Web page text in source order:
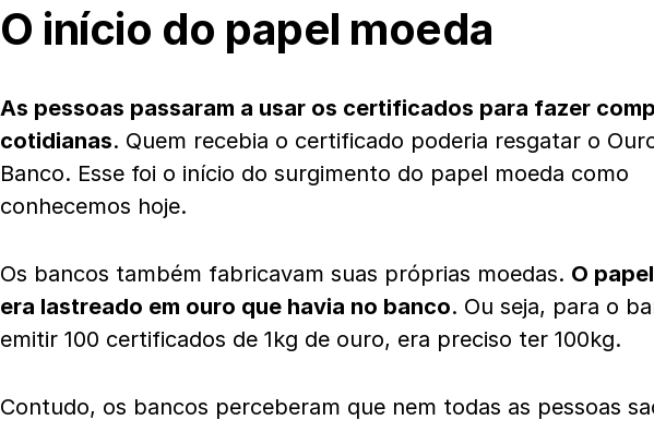
O início do papel moeda
As pessoas passaram a usar os certificados para fazer
cotidianas. Quem recebia o certificado poderia resgatar o
Banco. Esse foi o início do surgimento do papel moeda como
conhecemos hoje.
Os bancos também fabricavam suas próprias moedas. O
era lastreado em ouro que havia no banco. Ou seja, para o
emitir 100 certificados de 1kg de ouro, era preciso ter 100kg.
Contudo, os bancos perceberam que nem todas as pessoas